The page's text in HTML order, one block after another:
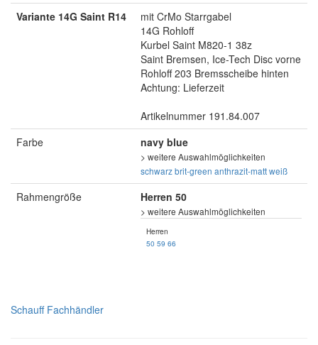
Variante 14G Saint R14
mit CrMo Starrgabel
14G Rohloff
Kurbel Saint M820-1 38z
Saint Bremsen, Ice-Tech Disc vorne
Rohloff 203 Bremsscheibe hinten
Achtung: Lieferzeit
Artikelnummer 191.84.007
Farbe
navy blue
> weitere Auswahlmöglichkeiten
schwarzbrit-green anthrazit-mattweiß
Rahmengröße Herren 50
> weitere Auswahlmöglichkeiten
Herren
50 59 66
Schauff Fachhändler